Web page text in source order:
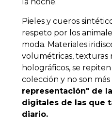
Pieles y cueros
respeto por los
moda. Materiales
volumétricas, texturas
holográficos, se
colección y no son
representación" de
digitales de las que
diario.